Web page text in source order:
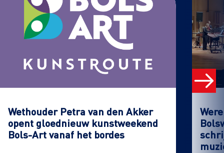
Wethouder Petra van den Akker
opent gloednieuw kunstweekend
Bols-Art vanaf het bordes